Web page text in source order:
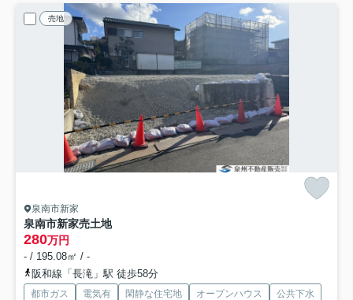
売地
泉南市新家
泉南市新家売土地
280万円
- / 195.08㎡ / -
阪和線「長滝」駅 徒歩58分
都市ガス 電気有 閑静な住宅地 オープンハウス 公共下水